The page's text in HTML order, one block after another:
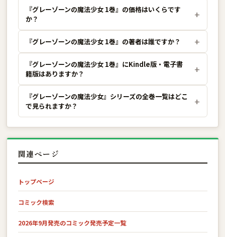
『グレーゾーンの魔法少女 1巻』の価格はいくらです
か？
『グレーゾーンの魔法少女 1巻』の著者は誰ですか？
『グレーゾーンの魔法少女 1巻』にKindle版・電子書
籍版はありますか？
『グレーゾーンの魔法少女』シリーズの全巻一覧はどこ
で見られますか？
関連ページ
トップページ
コミック検索
2026年9月発売のコミック発売予定一覧